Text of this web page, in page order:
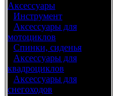
Аксессуары
Инструмент
Аксессуары для
мотоциклов
Спинки, сиденья
Аксессуары для
квадроциклов
Аксессуары для
снегоходов